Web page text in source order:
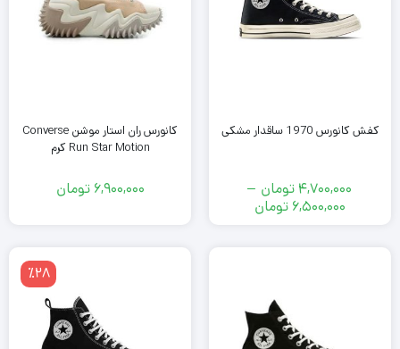
کفش کانورس 1970 ساقدار مشکی
4,700,000 تومان –
6,500,000 تومان
تومان
کانورس ران استار موشن Converse
Run Star Motion کرم
6,900,000 تومان
٪28